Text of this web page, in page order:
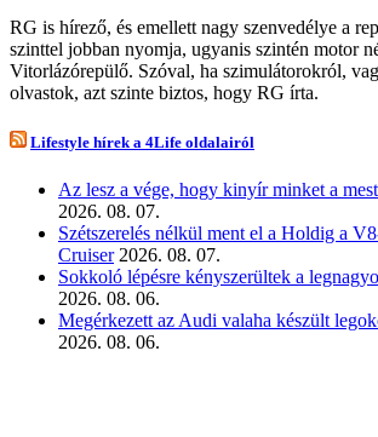
RG is hírező, és emellett nagy szenvedélye a
szinttel jobban nyomja, ugyanis szintén motor
Vitorlázórepülő. Szóval, ha szimulátorokról,
olvastok, azt szinte biztos, hogy RG írta.
Lifestyle hírek a 4Life oldalairól
Az lesz a vége, hogy kinyír minket a
2026. 08. 07.
Szétszerelés nélkül ment el a Holdig a
Cruiser 2026. 08. 07.
Sokkoló lépésre kényszerültek a
2026. 08. 06.
Megérkezett az Audi valaha készült
2026. 08. 06.